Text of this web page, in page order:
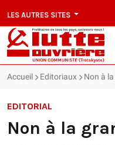
LES AUTRES SITES
Accueil Editoriaux Non à
EDITORIAL
Non à la